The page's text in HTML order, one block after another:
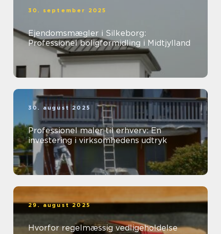
30. september 2025
Ejendomsmægler i Silkeborg:
Professionel boligformidling i Midtjylland
30. august 2025
Professionel maler til erhverv: En
investering i virksomhedens udtryk
29. august 2025
Hvorfor regelmæssig vedligeholdelse